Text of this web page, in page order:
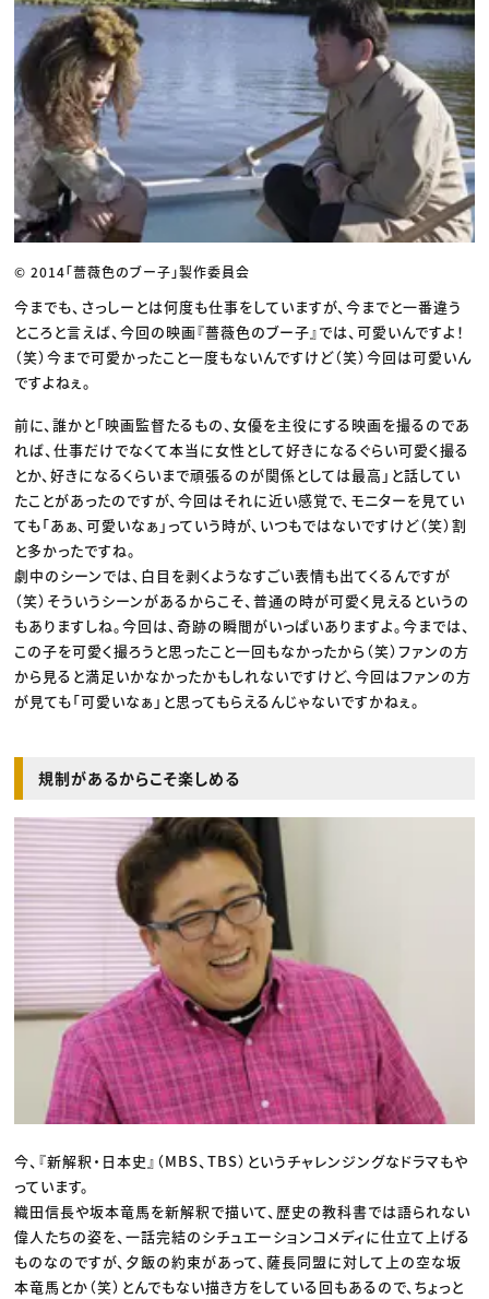
© 2014「薔薇色のブー子」製作委員会
今までも、さっしーとは何度も仕事をしていますが、今までと一番違う
ところと言えば、今回の映画『薔薇色のブー子』では、可愛いんですよ！
（笑）今まで可愛かったこと一度もないんですけど（笑）今回は可愛いん
ですよねぇ。
前に、誰かと「映画監督たるもの、女優を主役にする映画を撮るのであ
れば、仕事だけでなくて本当に女性として好きになるぐらい可愛く撮る
とか、好きになるくらいまで頑張るのが関係としては最高」と話してい
たことがあったのですが、今回はそれに近い感覚で、モニターを見てい
ても「あぁ、可愛いなぁ」っていう時が、いつもではないですけど（笑）割
と多かったですね。
劇中のシーンでは、白目を剥くようなすごい表情も出てくるんですが
（笑）そういうシーンがあるからこそ、普通の時が可愛く見えるというの
もありますしね。今回は、奇跡の瞬間がいっぱいありますよ。今までは、
この子を可愛く撮ろうと思ったこと一回もなかったから（笑）ファンの方
から見ると満足いかなかったかもしれないですけど、今回はファンの方
が見ても「可愛いなぁ」と思ってもらえるんじゃないですかねぇ。
規制があるからこそ楽しめる
今、『新解釈・日本史』（MBS、TBS）というチャレンジングなドラマもや
っています。
織田信長や坂本竜馬を新解釈で描いて、歴史の教科書では語られない
偉人たちの姿を、一話完結のシチュエーションコメディに仕立て上げる
ものなのですが、夕飯の約束があって、薩長同盟に対して上の空な坂
本竜馬とか（笑）とんでもない描き方をしている回もあるので、ちょっと